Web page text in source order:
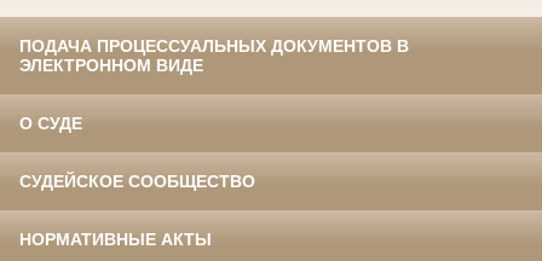
ПОДАЧА ПРОЦЕССУАЛЬНЫХ ДОКУМЕНТОВ В
ЭЛЕКТРОННОМ ВИДЕ
О СУДЕ
СУДЕЙСКОЕ СООБЩЕСТВО
НОРМАТИВНЫЕ АКТЫ